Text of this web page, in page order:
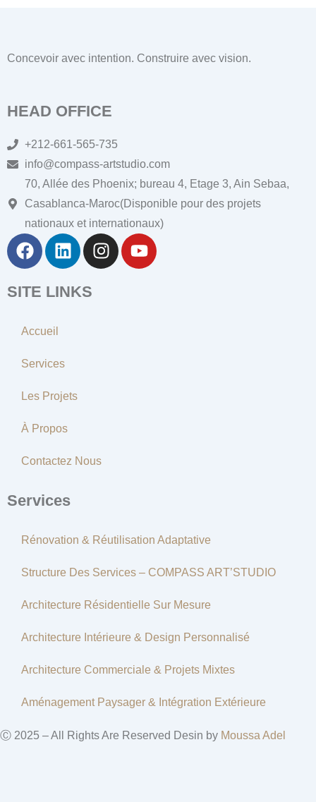
Concevoir avec intention. Construire avec vision.
HEAD OFFICE
+212-661-565-735
info@compass-artstudio.com
70, Allée des Phoenix; bureau 4, Etage 3, Ain Sebaa,
Casablanca-Maroc(Disponible pour des projets
nationaux et internationaux)
F
A
E
O
K
L
I
K
N
I
N
Y
O
SITE LINKS
Accueil
Services
Les Projets
À Propos
Contactez Nous
Services
Rénovation & Réutilisation Adaptative
Structure Des Services – COMPASS ART’STUDIO
Architecture Résidentielle Sur Mesure
Architecture Intérieure & Design Personnalisé
Architecture Commerciale & Projets Mixtes
Aménagement Paysager & Intégration Extérieure
Ⓒ 2025 – All Rights Are Reserved Desin by Moussa Adel